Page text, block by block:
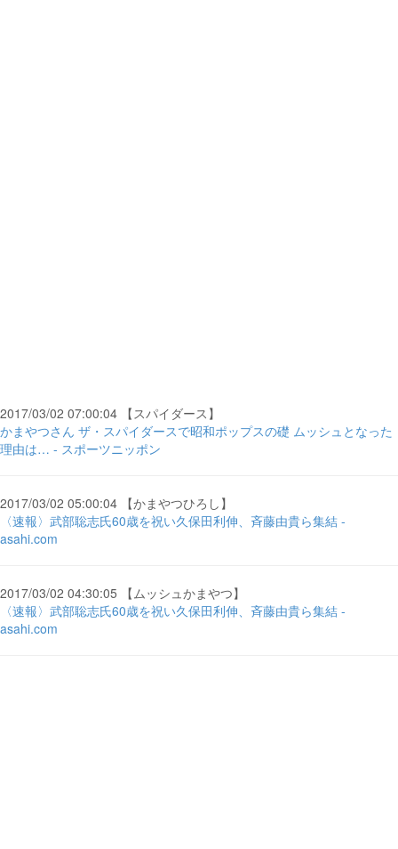
2017/03/02 07:00:04 【スパイダース】
かまやつさん ザ・スパイダースで昭和ポップスの礎 ムッシュとなった
理由は… - スポーツニッポン
2017/03/02 05:00:04 【かまやつひろし】
〈速報〉武部聡志氏60歳を祝い久保田利伸、斉藤由貴ら集結 -
asahi.com
2017/03/02 04:30:05 【ムッシュかまやつ】
〈速報〉武部聡志氏60歳を祝い久保田利伸、斉藤由貴ら集結 -
asahi.com